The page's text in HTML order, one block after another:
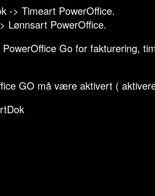
-> Timeart PowerOffice.
Lønnsart PowerOffice.
Go for fakturering,
GO må være aktivert (